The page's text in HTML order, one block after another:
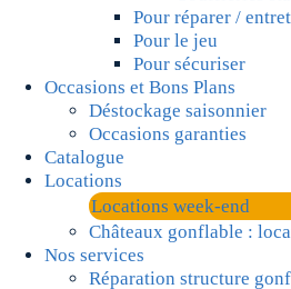
Pour réparer /
Pour le jeu
Pour sécuriser
Occasions et Bons Plans
Déstockage saisonnier
Occasions garanties
Catalogue
Locations
Locations week-end
Châteaux gonflable :
Nos services
Réparation structure